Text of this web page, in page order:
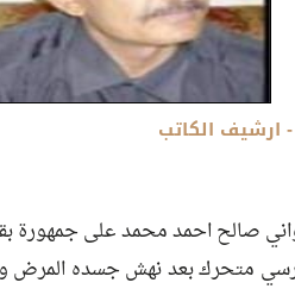
- ارشيف الكاتب
صالح احمد محمد على جمهورة
متحرك بعد نهش جسده المرض